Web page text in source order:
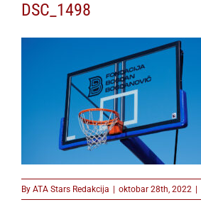
DSC_1498
By ATA Stars Redakcija | oktobar 28th, 2022 |